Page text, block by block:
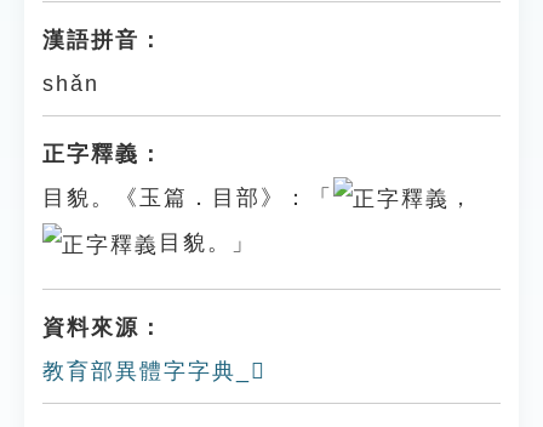
漢語拼音：
shǎn
正字釋義：
目貌。《玉篇．目部》：「
，
目貌。」
資料來源：
教育部異體字字典_𥈚